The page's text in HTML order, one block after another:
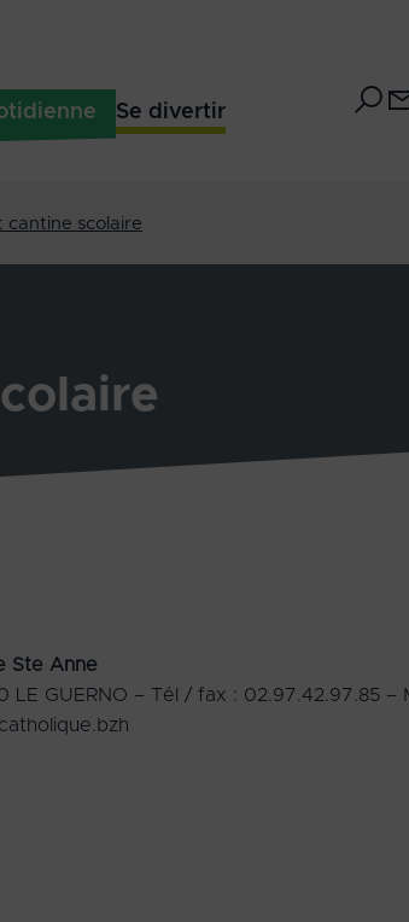
Se divertir
cantine scolaire
Ste Anne
LE GUERNO – Tél / fax : 02.97.42.97.85 –